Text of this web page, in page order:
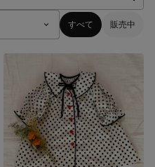
すべて 販売中